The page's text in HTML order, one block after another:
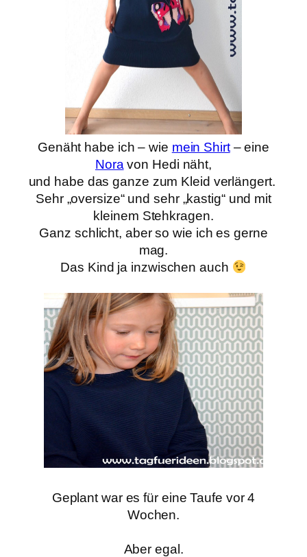
Genäht habe ich – wie mein Shirt– eine
Nora von Hedi näht,
und habe das ganze zum Kleid verlängert.
Sehr „oversize“ und sehr „kastig“ und mit
kleinem Stehkragen.
Ganz schlicht, aber so wie ich es gerne
mag.
Das Kind ja inzwischen auch
Geplant war es für eine Taufe vor 4
Wochen.
Aber egal.